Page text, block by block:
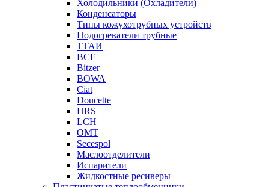
Холодильники (Охладители)
Конденсаторы
Типы кожухотрубных устройств
Подогреватели трубные
ТТАИ
BCF
Bitzer
BOWA
Ciat
Doucette
HRS
LCH
OMT
Secespol
Маслоотделители
Испарители
Жидкостные ресиверы